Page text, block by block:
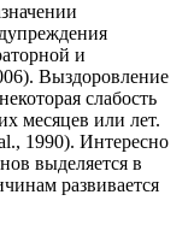
и
Выздоровление
слабость
месяцев или лет.
1990). Интересно
выделяется в
развивается